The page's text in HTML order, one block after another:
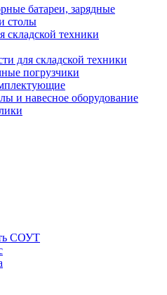
батареи, зарядные
столы
складской техники
для складской техники
погрузчики
и навесное оборудование
СОУТ